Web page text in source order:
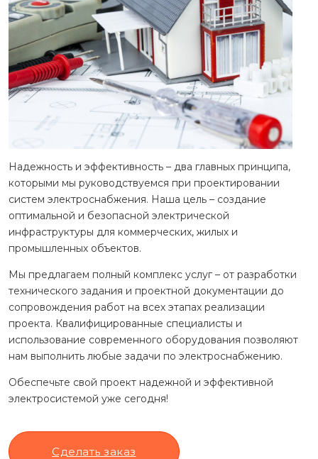
Надежность и эффективность – два главных принципа,
которыми мы руководствуемся при проектировании
систем электроснабжения. Наша цель – создание
оптимальной и безопасной электрической
инфраструктуры для коммерческих, жилых и
промышленных объектов.
Мы предлагаем полный комплекс услуг – от разработки
технического задания и проектной документации до
сопровождения работ на всех этапах реализации
проекта. Квалифицированные специалисты и
использование современного оборудования позволяют
нам выполнить любые задачи по электроснабжению.
Обеспечьте свой проект надежной и эффективной
электросистемой уже сегодня!
Сделать заказ